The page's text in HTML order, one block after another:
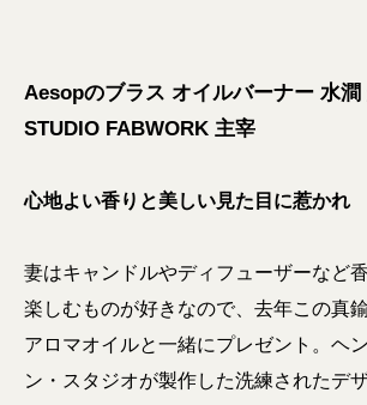
Aesopのブラス オイルバーナー 水
STUDIO FABWORK 主宰
心地よい香りと美しい見た目に惹かれ
妻はキャンドルやディフューザーなど
楽しむものが好きなので、去年この真
アロマオイルと一緒にプレゼント。ヘ
ン・スタジオが製作した洗練されたデ